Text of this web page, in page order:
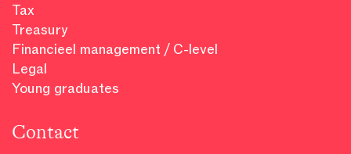
Tax
Treasury
Financieel management / C-level
Legal
Young graduates
Contact